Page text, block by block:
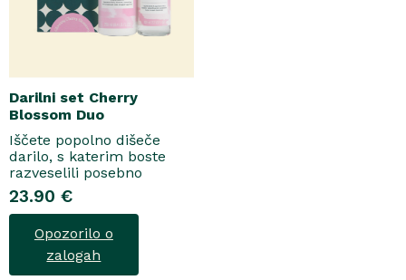
Darilni set Cherry
Blossom Duo
Iščete popolno dišeče
darilo, s katerim boste
razveselili posebno
osebo? Spoznajte naš
darilni set Cherry Blossom
Duo, popolno harmonijo
nežne nege in razkošnega
vonja, ki poskrbi za dobro
počutje vsak dan. Ta
23.90 €
Opozorilo o
zalogah